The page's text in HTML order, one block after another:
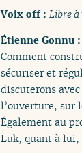
Voix off : Libre à
Étienne Gonnu :
Comment
sécuriser et
discuterons
l’ouverture, sur
Également au
Luk, quant à